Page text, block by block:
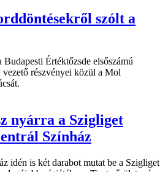
szólt a
Budapesti Értéktőzsde elsőszámú
részvényei közül a Mol
nyárra a Szigliget
Színház
idén is két darabot mutat be a Szigliget